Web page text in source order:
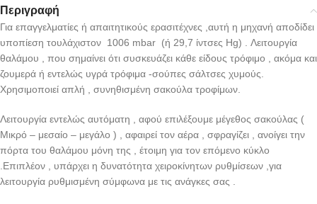
Περιγραφή
Για επαγγελματίες ή απαιτητικούς ερασιτέχνες ,αυτή η μηχανή αποδίδει
υποπίεση τουλάχιστον 1006 mbar (ή 29,7 ίντσες Hg) . Λειτουργία
θαλάμου , που σημαίνει ότι συσκευάζει κάθε είδους τρόφιμο , ακόμα και
ζουμερά ή εντελώς υγρά τρόφιμα -σούπες σάλτσες χυμούς.
Χρησιμοποιεί απλή , συνηθισμένη σακούλα τροφίμων.
Λειτουργία εντελώς αυτόματη , αφού επιλέξουμε μέγεθος σακούλας (
Μικρό – μεσαίο – μεγάλο ) , αφαιρεί τον αέρα , σφραγίζει , ανοίγει την
πόρτα του θαλάμου μόνη της , έτοιμη για τον επόμενο κύκλο
.Επιπλέον , υπάρχει η δυνατότητα χειροκίνητων ρυθμίσεων ,για
λειτουργία ρυθμισμένη σύμφωνα με τις ανάγκες σας .